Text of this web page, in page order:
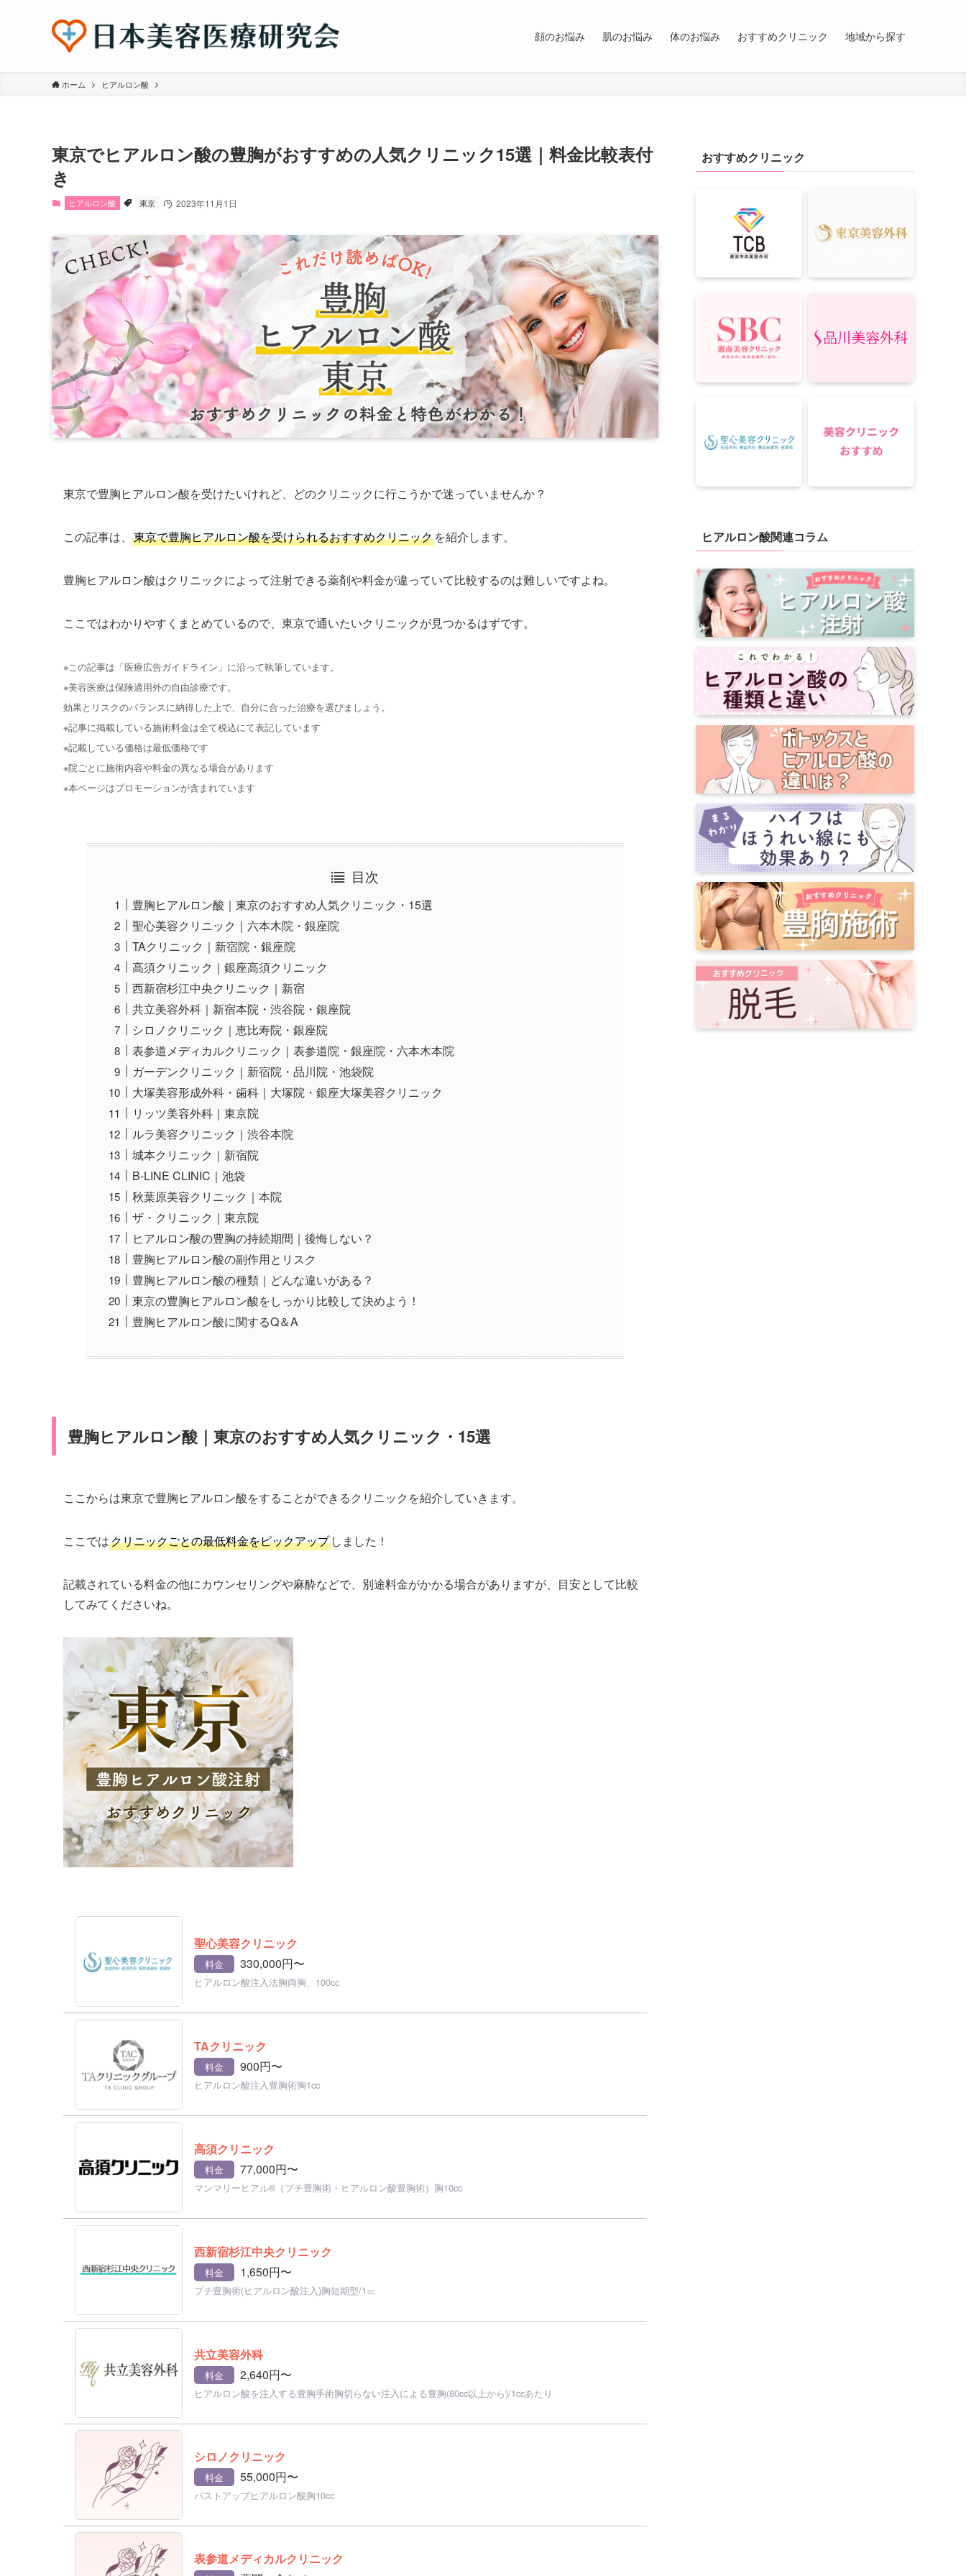
顔のお悩み 肌のお悩み 体のお悩み おすすめクリニック 地域から探す
ホーム ヒアルロン酸
東京でヒアルロン酸の豊胸がおすすめの人気クリニック15選｜料金比較表付
き
ヒアルロン酸 東京 2023年11月1日
東京で豊胸ヒアルロン酸を受けたいけれど、どのクリニックに行こうかで迷っていませんか？
この記事は、 東京で豊胸ヒアルロン酸を受けられるおすすめクリニックを紹介します。
豊胸ヒアルロン酸はクリニックによって注射できる薬剤や料金が違っていて比較するのは難しいですよね。
ここではわかりやすくまとめているので、東京で通いたいクリニックが見つかるはずです。
※この記事は「医療広告ガイドライン」に沿って執筆しています。
※美容医療は保険適用外の自由診療です。
効果とリスクのバランスに納得した上で、自分に合った治療を選びましょう。
※記事に掲載している施術料金は全て税込にて表記しています
※記載している価格は最低価格です
※院ごとに施術内容や料金の異なる場合があります
※本ページはプロモーションが含まれています
目次
豊胸ヒアルロン酸｜東京のおすすめ人気クリニック・15選
聖心美容クリニック｜六本木院・銀座院
TAクリニック｜新宿院・銀座院
高須クリニック｜銀座高須クリニック
西新宿杉江中央クリニック｜新宿
共立美容外科｜新宿本院・渋谷院・銀座院
シロノクリニック｜恵比寿院・銀座院
表参道メディカルクリニック｜表参道院・銀座院・六本木本院
ガーデンクリニック｜新宿院・品川院・池袋院
大塚美容形成外科・歯科｜大塚院・銀座大塚美容クリニック
リッツ美容外科｜東京院
ルラ美容クリニック｜渋谷本院
城本クリニック｜新宿院
B-LINE CLINIC｜池袋
秋葉原美容クリニック｜本院
ザ・クリニック｜東京院
ヒアルロン酸の豊胸の持続期間｜後悔しない？
豊胸ヒアルロン酸の副作用とリスク
豊胸ヒアルロン酸の種類｜どんな違いがある？
東京の豊胸ヒアルロン酸をしっかり比較して決めよう！
豊胸ヒアルロン酸に関するQ＆A
豊胸ヒアルロン酸｜東京のおすすめ人気クリニック・15選
ここからは東京で豊胸ヒアルロン酸をすることができるクリニックを紹介していきます。
ここではクリニックごとの最低料金をピックアップ しました！
記載されている料金の他にカウンセリングや麻酔などで、別途料金がかかる場合がありますが、目安として比較
してみてくださいね。
聖心美容クリニック
料金 330,000円〜
ヒアルロン酸注入法胸両胸、100cc
TAクリニック
料金 900円〜
ヒアルロン酸注入豊胸術胸1cc
高須クリニック
料金 77,000円〜
マンマリーヒアル®（プチ豊胸術・ヒアルロン酸豊胸術）胸10cc
西新宿杉江中央クリニック
料金 1,650円〜
プチ豊胸術(ヒアルロン酸注入)胸短期型/1㏄
共立美容外科
料金 2,640円〜
ヒアルロン酸を注入する豊胸手術胸切らない注入による豊胸(80cc以上から)/1ccあたり
シロノクリニック
料金 55,000円〜
バストアップヒアルロン酸胸10cc
表参道メディカルクリニック
おすすめクリニック
ヒアルロン酸関連コラム